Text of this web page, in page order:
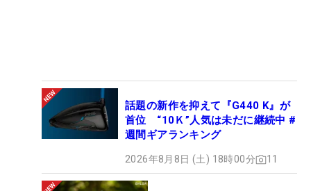
話題の新作を抑えて『G440 K』が
首位 “10Ｋ”人気は未だに継続中 #
週間ギアランキング
2026年8月8日 (土) 18時00分 11